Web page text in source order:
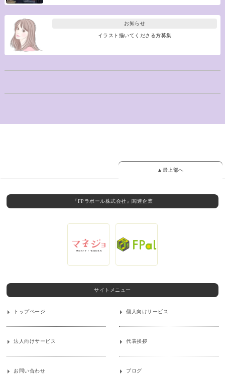
お知らせ
イラスト描いてくださる方募集
▲最上部へ
『FPラポール株式会社』関連企業
サイトメニュー
トップページ 個人向けサービス
法人向けサービス 代表挨拶
お問い合わせ ブログ